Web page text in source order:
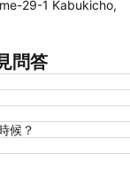
29-1 Kabukicho,
問答
候？